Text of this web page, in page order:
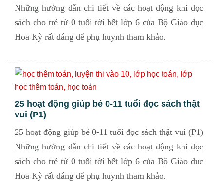
Những hướng dẫn chi tiết về các hoạt động khi đọc
sách cho trẻ từ 0 tuổi tới hết lớp 6 của Bộ Giáo dục
Hoa Kỳ rất đáng để phụ huynh tham khảo.
25 hoạt động giúp bé 0-11 tuổi đọc sách thật
vui (P1)
25 hoạt động giúp bé 0-11 tuổi đọc sách thật vui (P1)
Những hướng dẫn chi tiết về các hoạt động khi đọc
sách cho trẻ từ 0 tuổi tới hết lớp 6 của Bộ Giáo dục
Hoa Kỳ rất đáng để phụ huynh tham khảo.